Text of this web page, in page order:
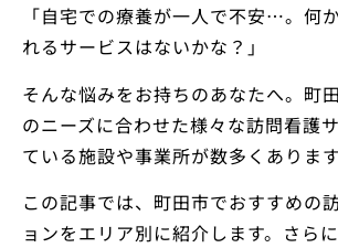
「自宅での療養が一人で不安…。何
れるサービスはないかな？」
そんな悩みをお持ちのあなたへ。町
のニーズに合わせた様々な訪問看護
ている施設や事業所が数多くあります
この記事では、町田市でおすすめの
ョンをエリア別に紹介します。さら